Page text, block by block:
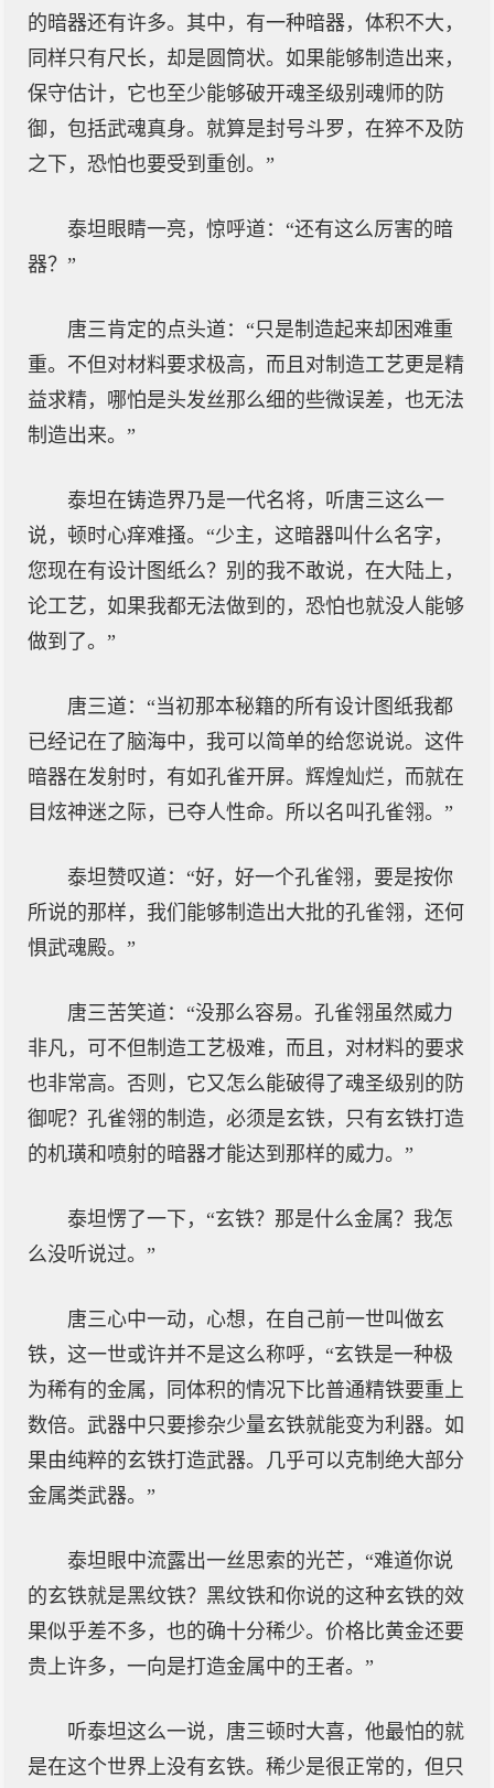
的暗器还有许多。其中，有一种暗器，体积不大，
同样只有尺长，却是圆筒状。如果能够制造出来，
保守估计，它也至少能够破开魂圣级别魂师的防
御，包括武魂真身。就算是封号斗罗，在猝不及防
之下，恐怕也要受到重创。”
泰坦眼睛一亮，惊呼道：“还有这么厉害的暗
器？”
唐三肯定的点头道：“只是制造起来却困难重
重。不但对材料要求极高，而且对制造工艺更是精
益求精，哪怕是头发丝那么细的些微误差，也无法
制造出来。”
泰坦在铸造界乃是一代名将，听唐三这么一
说，顿时心痒难搔。“少主，这暗器叫什么名字，
您现在有设计图纸么？别的我不敢说，在大陆上，
论工艺，如果我都无法做到的，恐怕也就没人能够
做到了。”
唐三道：“当初那本秘籍的所有设计图纸我都
已经记在了脑海中，我可以简单的给您说说。这件
暗器在发射时，有如孔雀开屏。辉煌灿烂，而就在
目炫神迷之际，已夺人性命。所以名叫孔雀翎。”
泰坦赞叹道：“好，好一个孔雀翎，要是按你
所说的那样，我们能够制造出大批的孔雀翎，还何
惧武魂殿。”
唐三苦笑道：“没那么容易。孔雀翎虽然威力
非凡，可不但制造工艺极难，而且，对材料的要求
也非常高。否则，它又怎么能破得了魂圣级别的防
御呢？孔雀翎的制造，必须是玄铁，只有玄铁打造
的机璜和喷射的暗器才能达到那样的威力。”
泰坦愣了一下，“玄铁？那是什么金属？我怎
么没听说过。”
唐三心中一动，心想，在自己前一世叫做玄
铁，这一世或许并不是这么称呼，“玄铁是一种极
为稀有的金属，同体积的情况下比普通精铁要重上
数倍。武器中只要掺杂少量玄铁就能变为利器。如
果由纯粹的玄铁打造武器。几乎可以克制绝大部分
金属类武器。”
泰坦眼中流露出一丝思索的光芒，“难道你说
的玄铁就是黑纹铁？黑纹铁和你说的这种玄铁的效
果似乎差不多，也的确十分稀少。价格比黄金还要
贵上许多，一向是打造金属中的王者。”
听泰坦这么一说，唐三顿时大喜，他最怕的就
是在这个世界上没有玄铁。稀少是很正常的，但只